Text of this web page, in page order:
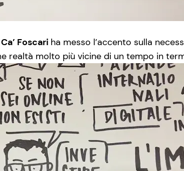
Foscari ha messo l’accento sulla
realtà molto più vicine di un tempo in